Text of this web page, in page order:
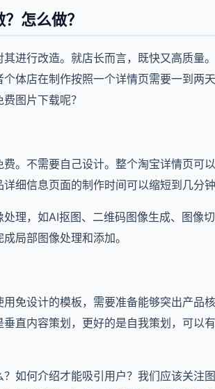
怎么做？
进行改造。就店长而言，既快又高质量
体店在制作按照一个详情页需要一到两
图片下载呢？
。不需要自己设计。整个淘宝详情页可
细信息页面的制作时间可以缩短到几分钟
理，如AI抠图、二维码图像生成、图像
局部图像处理和添加。
免设计的模板，需要准备能够突出产品
直内容策划，更好的是自我策划，可以
如何介绍才能吸引用户？我们应该关注